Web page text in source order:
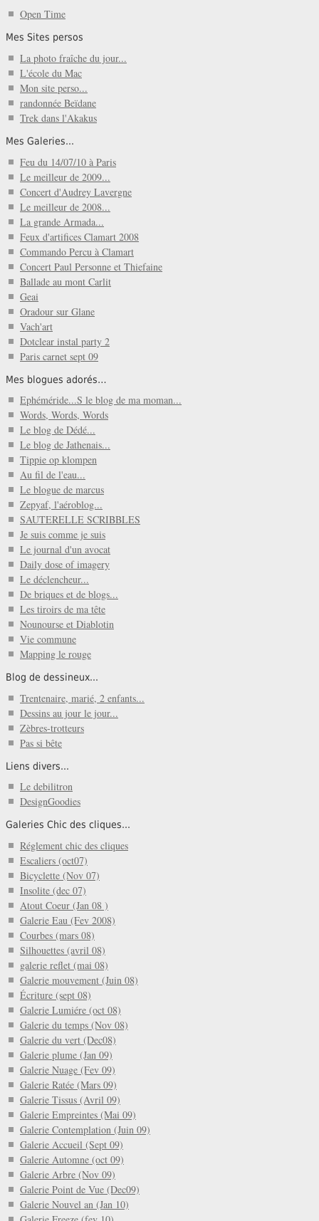
Open Time
Mes Sites persos
La photo fraîche du jour...
L'école du Mac
Mon site perso...
randonnée Beïdane
Trek dans l'Akakus
Mes Galeries...
Feu du 14/07/10 à Paris
Le meilleur de 2009...
Concert d'Audrey Lavergne
Le meilleur de 2008...
La grande Armada...
Feux d'artifices Clamart 2008
Commando Percu à Clamart
Concert Paul Personne et Thiefaine
Ballade au mont Carlit
Geai
Oradour sur Glane
Vach'art
Dotclear instal party 2
Paris carnet sept 09
Mes blogues adorés…
Ephéméride...S le blog de ma moman...
Words, Words, Words
Le blog de Dédé...
Le blog de Jathenais...
Tippie op klompen
Au fil de l'eau...
Le blogue de marcus
Zepyaf, l'aéroblog...
SAUTERELLE SCRIBBLES
Je suis comme je suis
Le journal d'un avocat
Daily dose of imagery
Le déclencheur...
De briques et de blogs...
Les tiroirs de ma tête
Nounourse et Diablotin
Vie commune
Mapping le rouge
Blog de dessineux...
Trentenaire, marié, 2 enfants...
Dessins au jour le jour...
Zèbres-trotteurs
Pas si bête
Liens divers...
Le debilitron
DesignGoodies
Galeries Chic des cliques...
Réglement chic des cliques
Escaliers (oct07)
Bicyclette (Nov 07)
Insolite (dec 07)
Atout Coeur (Jan 08 )
Galerie Eau (Fev 2008)
Courbes (mars 08)
Silhouettes (avril 08)
galerie reflet (mai 08)
Galerie mouvement (Juin 08)
Écriture (sept 08)
Galerie Lumiére (oct 08)
Galerie du temps (Nov 08)
Galerie du vert (Dec08)
Galerie plume (Jan 09)
Galerie Nuage (Fev 09)
Galerie Ratée (Mars 09)
Galerie Tissus (Avril 09)
Galerie Empreintes (Mai 09)
Galerie Contemplation (Juin 09)
Galerie Accueil (Sept 09)
Galerie Automne (oct 09)
Galerie Arbre (Nov 09)
Galerie Point de Vue (Dec09)
Galerie Nouvel an (Jan 10)